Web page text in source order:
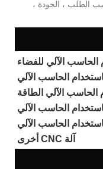
الطلب ، الجودة ،
الحاسب الآلي للفضاء
الحاسب الآلي
الحاسب الآلي الطاقة
الحاسب الآلي
الحاسب الآلي
آلة CNC أخرى